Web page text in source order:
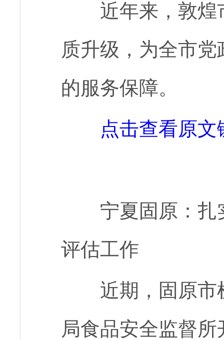
近年来，敦煌
质升级，为全市
的服务保障。
点击查看原文
宁夏固原：扎
评估工作
近期，固原市
局食品安全监督